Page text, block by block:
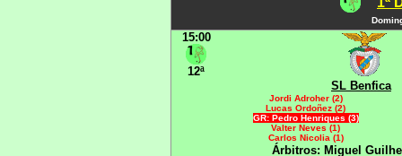
15:00
12ª
SL Benfica
Jordi Adroher (2)
Lucas Ordoñez (2)
GR: Pedro Henriques (3)
Valter Neves (1)
Carlos Nicolia (1)
Árbitros: Miguel